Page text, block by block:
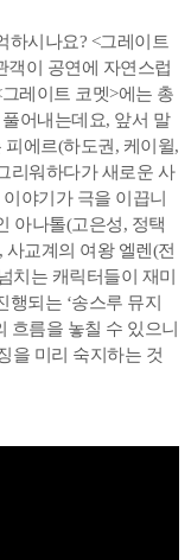
하시나요? <그레이트
객이 공연에 자연스럽
레이트 코멧>에는 총
어내는데요, 앞서 말
에르(하도권, 케이윌,
리워하다가 새로운 사
야기가 극을 이끕니
아나톨(고은성, 정택
교계의 여왕 엘렌(전
치는 캐릭터들이 재미
되는 ‘송스루 뮤지
흐름을 놓칠 수 있으니
을 미리 숙지하는 것